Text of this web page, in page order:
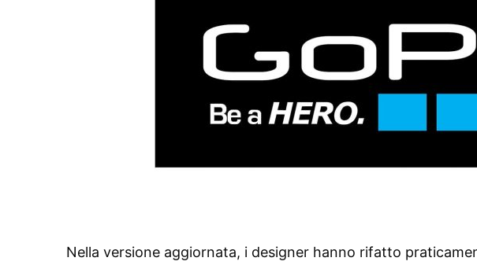
Nella versione aggiornata, i designer hanno rifatto